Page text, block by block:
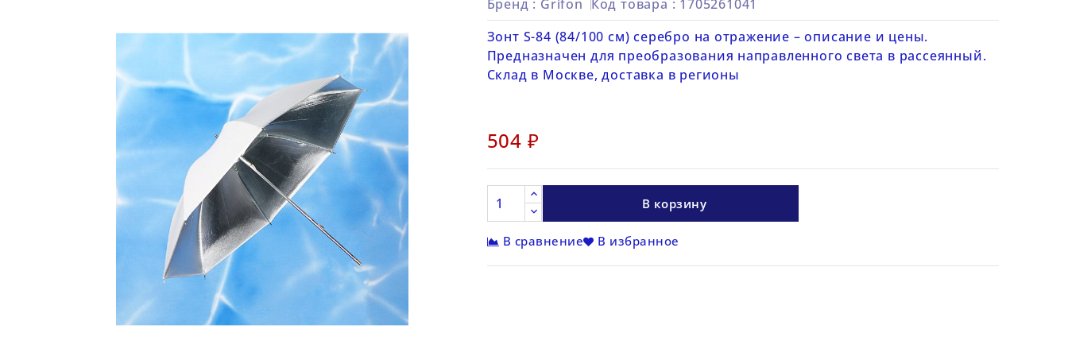
Бренд : Grifon Код товара : 1705261041
Зонт S-84 (84/100 см) серебро на отражение – описание и цены.
Предназначен для преобразования направленного света в рассеянный.
Склад в Москве, доставка в регионы
504 ₽
В корзину
В сравнение В избранное